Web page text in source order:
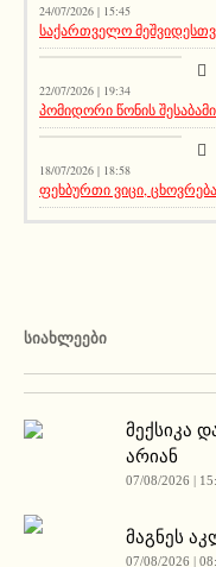
24/07/2026 | 15:45
საქართველო
აქეთურ-იქითური
22/07/2026 | 19:34
პომიდორი წონის
აქეთურ-იქითური
18/07/2026 | 18:58
ფეხბურთი ვიცი,
ᲡᲘᲐᲮᲚᲔᲔᲑᲘ
მექსიკა
არიან
07/08/2026 |
მაგნეს
07/08/2026 |